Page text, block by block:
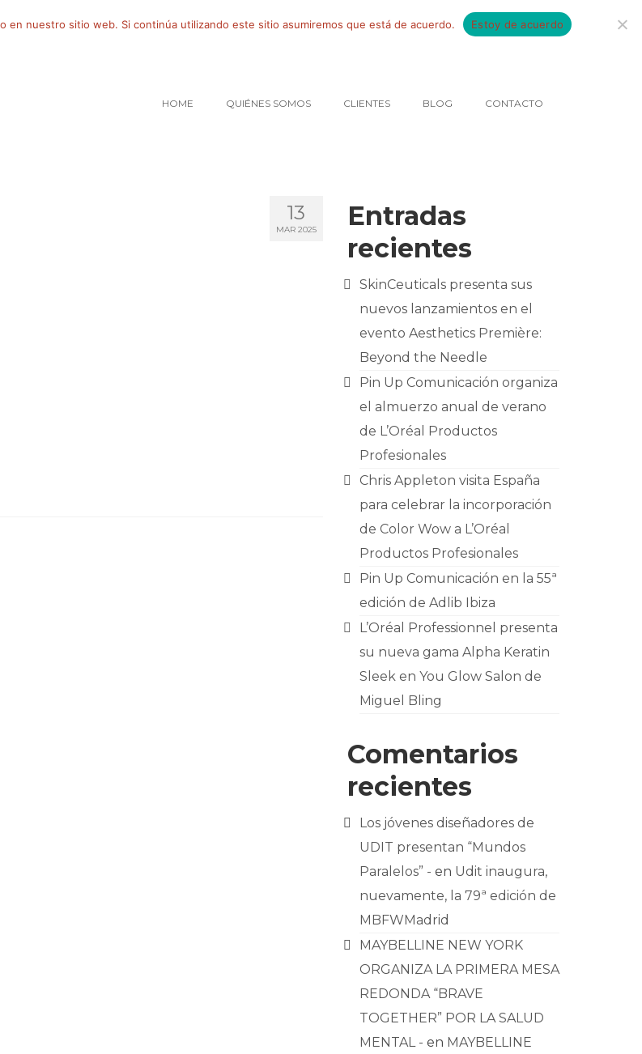
HOME QUIÉNES SOMOS CLIENTES BLOG CONTACTO
13
MAR 2025
Entradas
recientes
SkinCeuticals presenta sus
nuevos lanzamientos en el
evento Aesthetics Première:
Beyond the Needle
Pin Up Comunicación organiza
el almuerzo anual de verano
de L’Oréal Productos
Profesionales
Chris Appleton visita España
para celebrar la incorporación
de Color Wow a L’Oréal
Productos Profesionales
Pin Up Comunicación en la 55ª
edición de Adlib Ibiza
L’Oréal Professionnel presenta
su nueva gama Alpha Keratin
Sleek en You Glow Salon de
Miguel Bling
Comentarios
recientes
Los jóvenes diseñadores de
UDIT presentan “Mundos
Paralelos” - en Udit inaugura,
nuevamente, la 79ª edición de
MBFWMadrid
MAYBELLINE NEW YORK
ORGANIZA LA PRIMERA MESA
REDONDA “BRAVE
TOGETHER” POR LA SALUD
MENTAL - en MAYBELLINE
en nuestro sitio web. Si continúa utilizando este sitio asumiremos que está de acuerdo. Estoy de acuerdo